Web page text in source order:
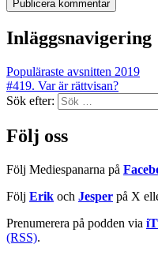
Inläggsnavigering
Populäraste avsnitten 2019
#419. Var är rättvisan?
Sök efter:
Följ oss
Följ Mediespanarna på
Följ Erik och Jesper på X
Prenumerera på podden via
(RSS).